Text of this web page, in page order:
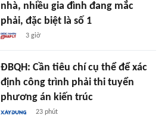
nhà, nhiều gia đình đang mắc
phải, đặc biệt là số 1
3 giờ
ĐBQH: Cần tiêu chí cụ thể để xác
định công trình phải thi tuyển
phương án kiến trúc
23 phút